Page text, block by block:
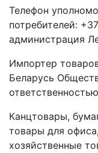
Телефон
потребителей:
администрация
Импортер
Беларусь
Канцтовары,
товары для
хозяйственные